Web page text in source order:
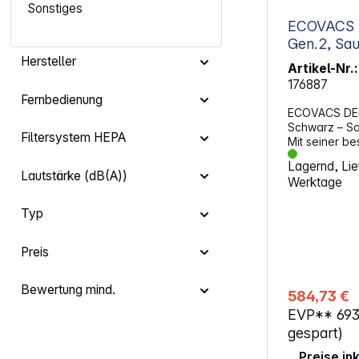
Sonstiges
Hersteller
Fernbedienung
Filtersystem HEPA
Lautstärke (dB(A))
Typ
Preis
Bewertung mind.
integrierter
Assistant und Siri
Reinigung Unterdruckleistung von 18,5
leises
Artikel-Nr.:
176887
ECOVACS
Schwarz –
Mit seiner
Bauweise
selbst
unter
Technologie
lückenlose
Kanten und
Lagernd,
Werktage
584,73 €
EVP**
gespart)